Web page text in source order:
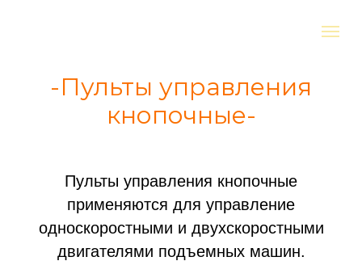
-Пульты управления
кнопочные-
Пульты управления кнопочные
применяются для управление
односкоростными и двухскоростными
двигателями подъемных машин.